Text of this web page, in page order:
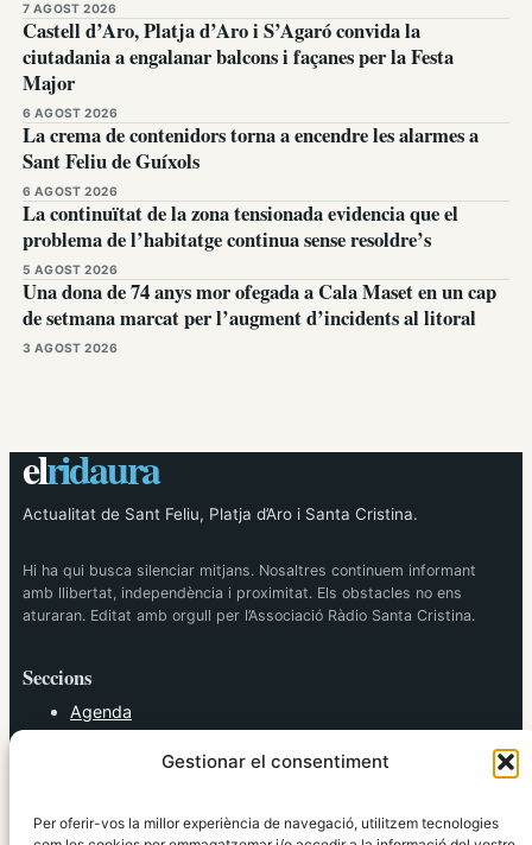
Gestionar el consentiment
Per oferir-vos la millor experiència de navegació, utilitzem tecnologies
7 AGOST 2026
Castell d’Aro, Platja d’Aro i S’Agaró convida la
ciutadania a engalanar balcons i façanes per la Festa
Major
6 AGOST 2026
La crema de contenidors torna a encendre les alarmes a
Sant Feliu de Guíxols
6 AGOST 2026
La continuïtat de la zona tensionada evidencia que el
problema de l’habitatge continua sense resoldre’s
5 AGOST 2026
Una dona de 74 anys mor ofegada a Cala Maset en un cap
de setmana marcat per l’augment d’incidents al litoral
3 AGOST 2026
elridaura
Actualitat de Sant Feliu, Platja d’Aro i Santa Cristina.
Hi ha qui busca silenciar mitjans. Nosaltres continuem informant
amb llibertat, independència i proximitat. Els obstacles no ens
aturaran. Editat amb orgull per l’Associació Ràdio Santa Cristina.
Seccions
Agenda
Política